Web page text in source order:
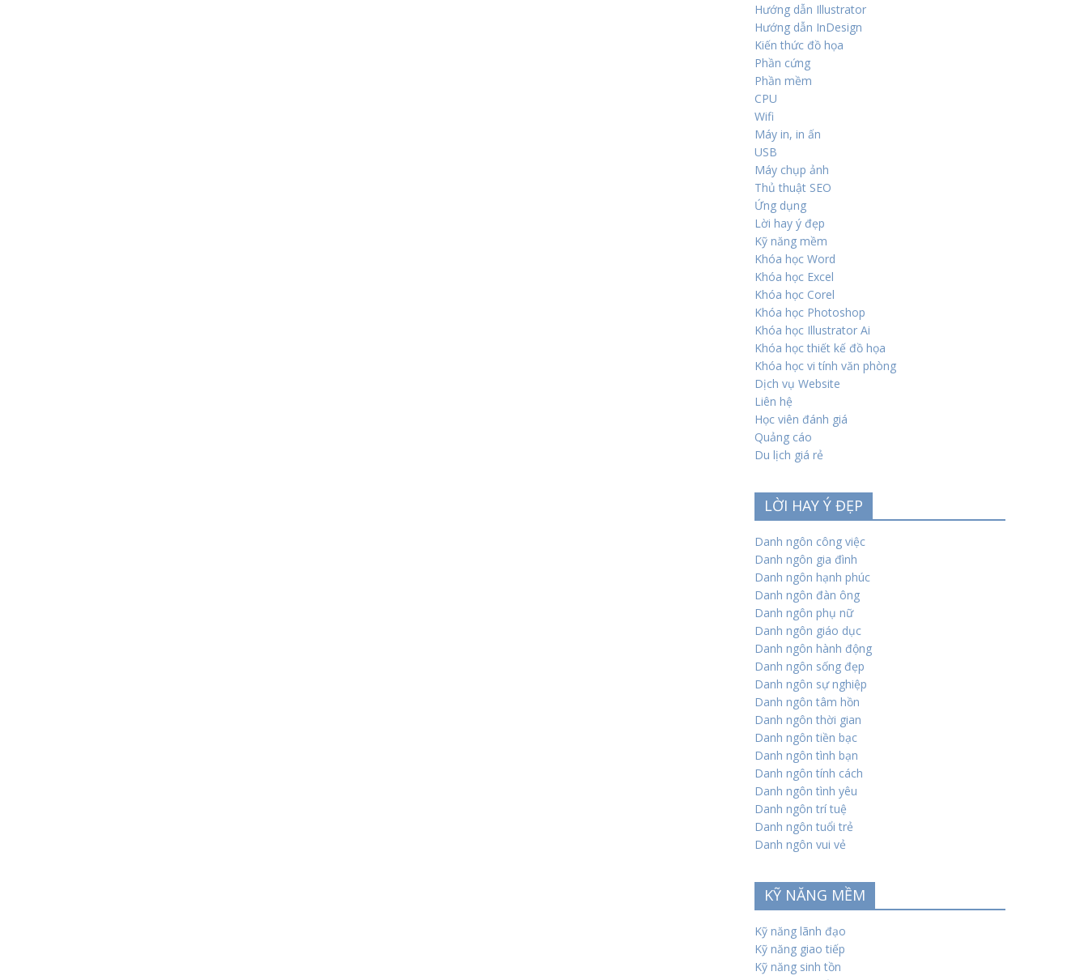
Hướng dẫn Illustrator
Hướng dẫn InDesign
Kiến thức đồ họa
Phần cứng
Phần mềm
CPU
Wifi
Máy in, in ấn
USB
Máy chụp ảnh
Thủ thuật SEO
Ứng dụng
Lời hay ý đẹp
Kỹ năng mềm
Khóa học Word
Khóa học Excel
Khóa học Corel
Khóa học Photoshop
Khóa học Illustrator Ai
Khóa học thiết kế đồ họa
Khóa học vi tính văn phòng
Dịch vụ Website
Liên hệ
Học viên đánh giá
Quảng cáo
Du lịch giá rẻ
LỜI HAY Ý ĐẸP
Danh ngôn công việc
Danh ngôn gia đình
Danh ngôn hạnh phúc
Danh ngôn đàn ông
Danh ngôn phụ nữ
Danh ngôn giáo dục
Danh ngôn hành động
Danh ngôn sống đẹp
Danh ngôn sự nghiệp
Danh ngôn tâm hồn
Danh ngôn thời gian
Danh ngôn tiền bạc
Danh ngôn tình bạn
Danh ngôn tính cách
Danh ngôn tình yêu
Danh ngôn trí tuệ
Danh ngôn tuổi trẻ
Danh ngôn vui vẻ
KỸ NĂNG MỀM
Kỹ năng lãnh đạo
Kỹ năng giao tiếp
Kỹ năng sinh tồn